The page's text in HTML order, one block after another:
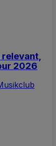
2026